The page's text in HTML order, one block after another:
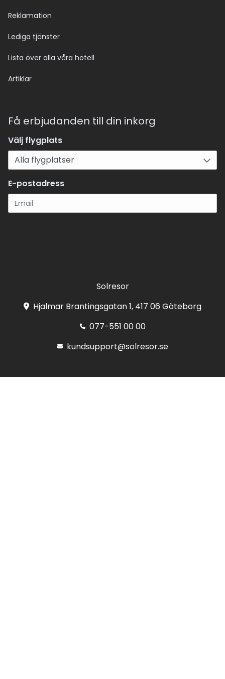
Reklamation
Lediga tjänster
Lista över alla våra hotell
Artiklar
Få erbjudanden till din inkorg
Välj flygplats
E-postadress
Solresor
Hjalmar Brantingsgatan 1, 417 06 Göteborg
077-551 00 00
kundsupport@solresor.se